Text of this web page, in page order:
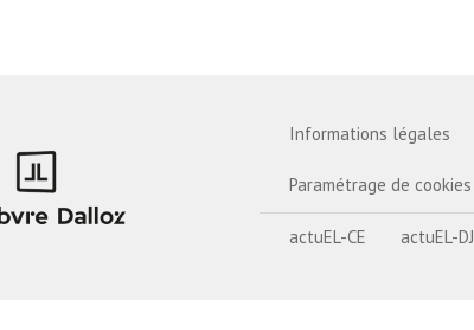
Informations légales
Paramétrage de cookies
actuEL-CE actuEL-DJ